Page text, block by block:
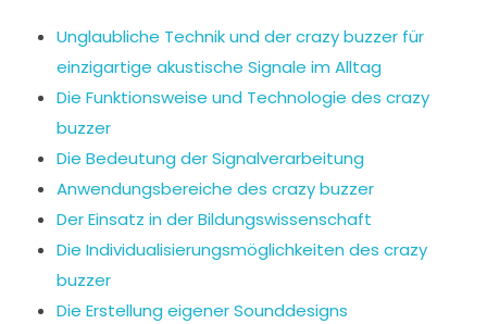
Unglaubliche Technik und der crazy buzzer für
einzigartige akustische Signale im Alltag
Die Funktionsweise und Technologie des crazy
buzzer
Die Bedeutung der Signalverarbeitung
Anwendungsbereiche des crazy buzzer
Der Einsatz in der Bildungswissenschaft
Die Individualisierungsmöglichkeiten des crazy
buzzer
Die Erstellung eigener Sounddesigns